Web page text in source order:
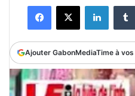
courriel
FacebookX
Ajouter GabonMediaTime à